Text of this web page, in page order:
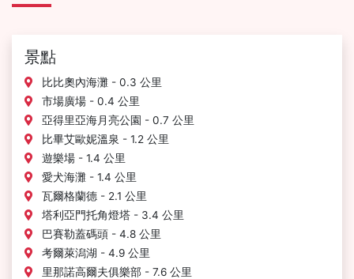
景點
比比奧內海灘 - 0.3 公里
市場廣場 - 0.4 公里
亞得里亞海月亮公園 - 0.7 公里
比畢艾歐妮溫泉 - 1.2 公里
遊樂場 - 1.4 公里
愛犬海灘 - 1.4 公里
瓦爾格蘭德 - 2.1 公里
塔利亞門托角燈塔 - 3.4 公里
巴賽勒蓋碼頭 - 4.8 公里
考爾萊潟湖 - 4.9 公里
里那諾高爾夫俱樂部 - 7.6 公里